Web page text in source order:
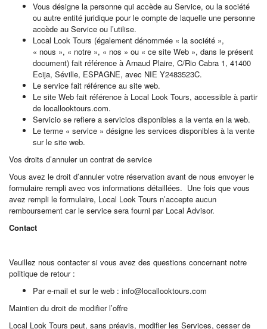
Vous désigne la personne qui accède au Service, ou la société
ou autre entité juridique pour le compte de laquelle une personne
accède au Service ou l’utilise.
Local Look Tours (également dénommée « la société »,
« nous », « notre », « nos » ou « ce site Web », dans le présent
document) fait référence à Arnaud Plaire, C/Rio Cabra 1, 41400
Ecija, Séville, ESPAGNE, avec NIE Y2483523C.
Le service fait référence au site web.
Le site Web fait référence à Local Look Tours, accessible à partir
de locallooktours.com.
Servicio se refiere a servicios disponibles a la venta en la web.
Le terme « service » désigne les services disponibles à la vente
sur le site web.
Vos droits d’annuler un contrat de service
Vous avez le droit d’annuler votre réservation avant de nous envoyer le
formulaire rempli avec vos informations détaillées. Une fois que vous
avez rempli le formulaire, Local Look Tours n’accepte aucun
remboursement car le service sera fourni par Local Advisor.
Contact
Veuillez nous contacter si vous avez des questions concernant notre
politique de retour :
Par e-mail et sur le web : info@locallooktours.com
Maintien du droit de modifier l’offre
Local Look Tours peut, sans préavis, modifier les Services, cesser de